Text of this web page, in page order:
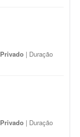
Privado | Duração
Privado | Duração